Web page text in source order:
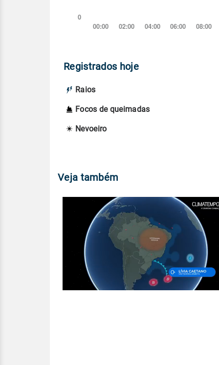
Registrados hoje
Raios
Focos de queimadas
Nevoeiro
Veja também